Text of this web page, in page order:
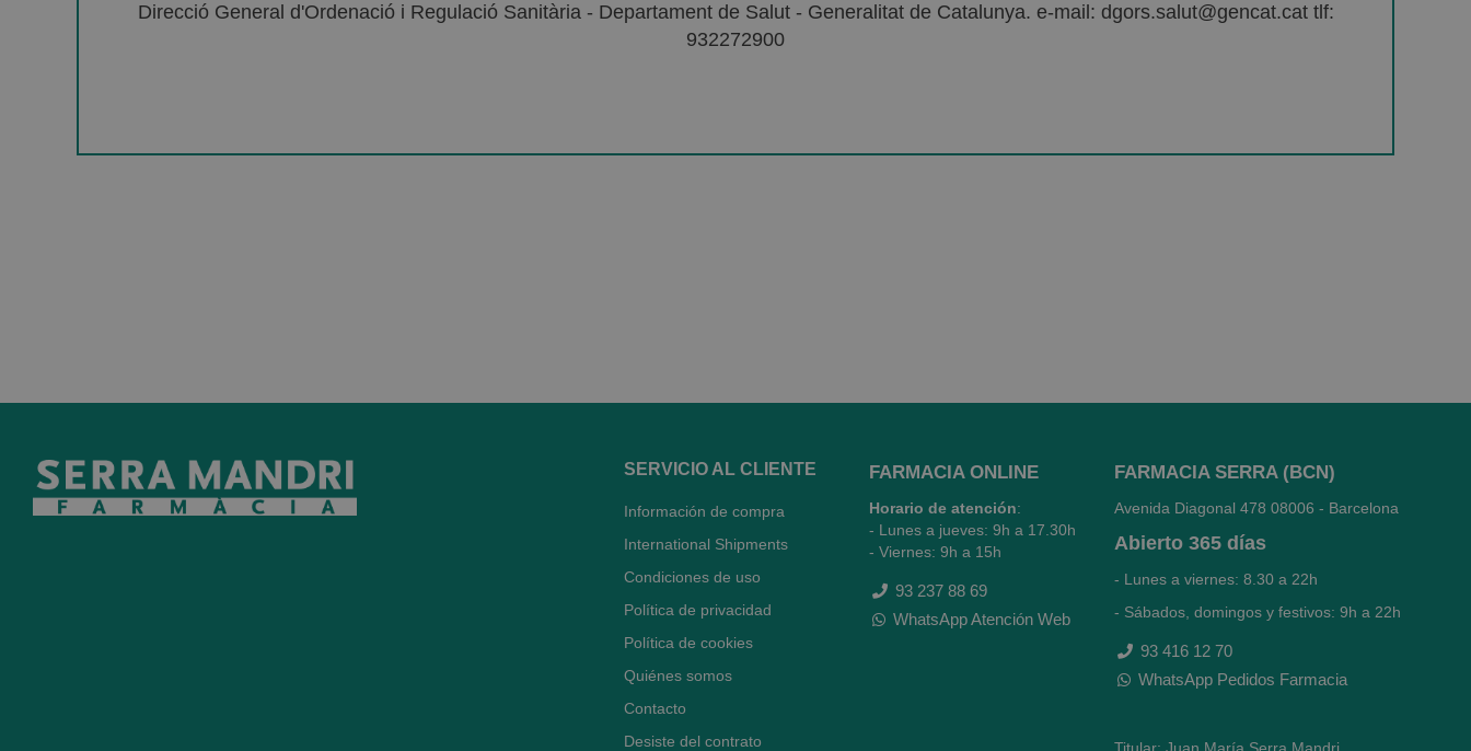
Direcció General d'Ordenació i Regulació Sanitària - Departament de Salut - Generalitat de Catalunya. e-mail: dgors.salut@gencat.cat tlf:
932272900
SERVICIO AL CLIENTE
Información de compra
International Shipments
Condiciones de uso
Política de privacidad
Política de cookies
Quiénes somos
Contacto
Desiste del contrato
FARMACIA ONLINE
Horario de atención:
- Lunes a jueves: 9h a 17.30h
- Viernes: 9h a 15h
93 237 88 69
WhatsApp Atención Web
FARMACIA SERRA (BCN)
Avenida Diagonal 478 08006 - Barcelona
Abierto 365 días
- Lunes a viernes: 8.30 a 22h
- Sábados, domingos y festivos: 9h a 22h
93 416 12 70
WhatsApp Pedidos Farmacia